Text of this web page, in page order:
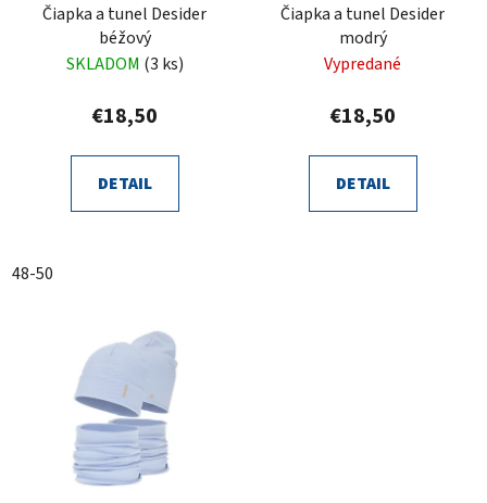
Čiapka a tunel Desider
béžový
SKLADOM (3 ks)
€18,50
DETAIL
48-50
Čiapka a tunel Desider
modrý
Vypredané
€18,50
DETAIL